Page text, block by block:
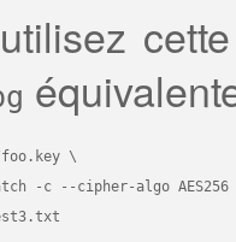
foo.key \
-c --cipher-algo